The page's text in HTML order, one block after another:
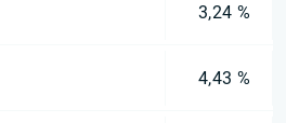
3,24 %
4,43 %